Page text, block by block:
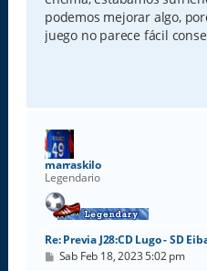
podemos mejorar algo,
juego no parece fácil
marraskilo
Legendario
Re: Previa J28:CD Lugo - SD
M
Sab Feb 18, 2023 5:02 pm